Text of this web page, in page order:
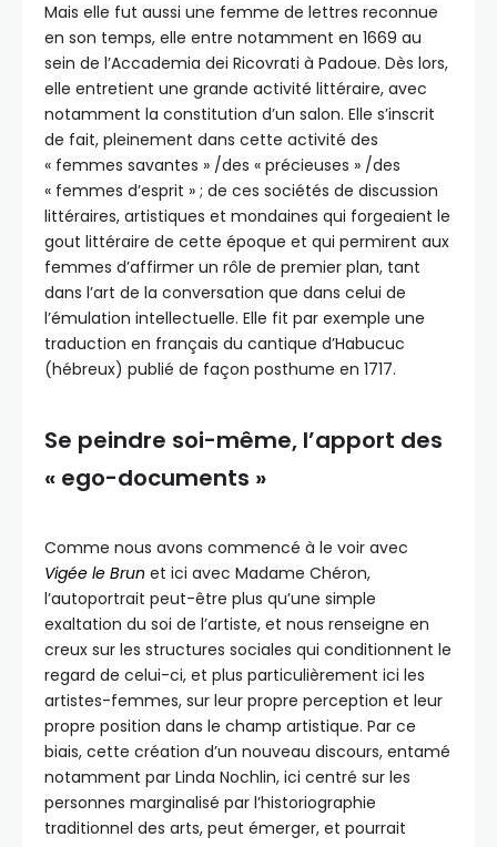
Mais elle fut aussi une femme de lettres reconnue
en son temps, elle entre notamment en 1669 au
sein de l’Accademia dei Ricovrati à Padoue. Dès lors,
elle entretient une grande activité littéraire, avec
notamment la constitution d’un salon. Elle s’inscrit
de fait, pleinement dans cette activité des
« femmes savantes » /des « précieuses » /des
« femmes d’esprit » ; de ces sociétés de discussion
littéraires, artistiques et mondaines qui forgeaient le
gout littéraire de cette époque et qui permirent aux
femmes d’affirmer un rôle de premier plan, tant
dans l’art de la conversation que dans celui de
l’émulation intellectuelle. Elle fit par exemple une
traduction en français du cantique d’Habucuc
(hébreux) publié de façon posthume en 1717.
Se peindre soi-même, l’apport des
« ego-documents »
Comme nous avons commencé à le voir avec
Vigée le Brun et ici avec Madame Chéron,
l’autoportrait peut-être plus qu’une simple
exaltation du soi de l’artiste, et nous renseigne en
creux sur les structures sociales qui conditionnent le
regard de celui-ci, et plus particulièrement ici les
artistes-femmes, sur leur propre perception et leur
propre position dans le champ artistique. Par ce
biais, cette création d’un nouveau discours, entamé
notamment par Linda Nochlin, ici centré sur les
personnes marginalisé par l’historiographie
traditionnel des arts, peut émerger, et pourrait